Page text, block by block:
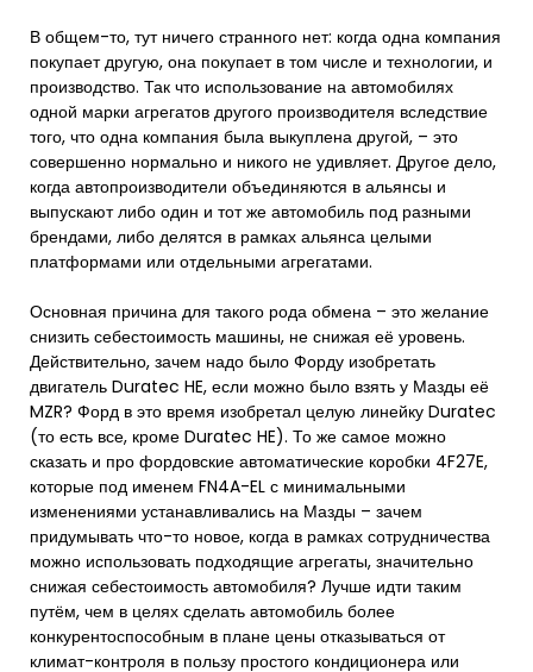
В общем-то, тут ничего странного нет: когда одна компания
покупает другую, она покупает в том числе и технологии, и
производство. Так что использование на автомобилях
одной марки агрегатов другого производителя вследствие
того, что одна компания была выкуплена другой, – это
совершенно нормально и никого не удивляет. Другое дело,
когда автопроизводители объединяются в альянсы и
выпускают либо один и тот же автомобиль под разными
брендами, либо делятся в рамках альянса целыми
платформами или отдельными агрегатами.
Основная причина для такого рода обмена – это желание
снизить себестоимость машины, не снижая её уровень.
Действительно, зачем надо было Форду изобретать
двигатель Duratec HE, если можно было взять у Мазды её
MZR? Форд в это время изобретал целую линейку Duratec
(то есть все, кроме Duratec HE). То же самое можно
сказать и про фордовские автоматические коробки 4F27E,
которые под именем FN4A-EL с минимальными
изменениями устанавливались на Мазды – зачем
придумывать что-то новое, когда в рамках сотрудничества
можно использовать подходящие агрегаты, значительно
снижая себестоимость автомобиля? Лучше идти таким
путём, чем в целях сделать автомобиль более
конкурентоспособным в плане цены отказываться от
климат-контроля в пользу простого кондиционера или